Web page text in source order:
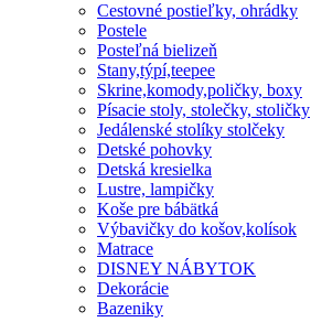
Cestovné postieľky, ohrádky
Postele
Posteľná bielizeň
Stany,týpí,teepee
Skrine,komody,poličky, boxy
Písacie stoly, stolečky, stoličky
Jedálenské stolíky stolčeky
Detské pohovky
Detská kresielka
Lustre, lampičky
Koše pre bábätká
Výbavičky do košov,kolísok
Matrace
DISNEY NÁBYTOK
Dekorácie
Bazeniky